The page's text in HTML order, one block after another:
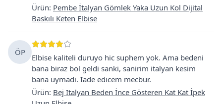
Ürün: Pembe İtalyan Gömlek Yaka Uzun Kol Dijital
Baskılı Keten Elbise
ÖP
Elbise kaliteli duruyo hic suphem yok. Ama bedeni
bana biraz bol geldi sanki, sanirim italyan kesim
bana uymadi. Iade edicem mecbur.
Ürün: Bej Italyan Beden İnce Gösteren Kat Kat İpek